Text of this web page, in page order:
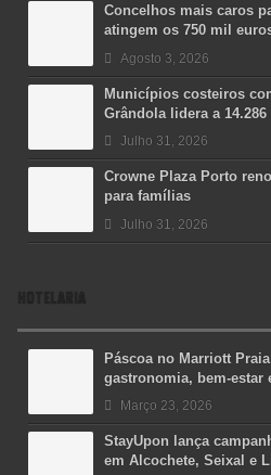
Concelhos mais caros
atingem os 750 mil
Agosto 3, 2026
Municípios costeiros
Grândola lidera a
Julho 31, 2026
Crowne Plaza Porto
para famílias
Julho 31, 2026
HOTELARIA
Páscoa no Marriott
gastronomia, bem-estar
Março 23, 2026
StayUpon lança
em Alcochete, Seixal e